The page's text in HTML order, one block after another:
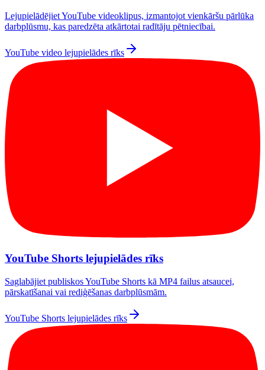
Lejupielādējiet YouTube videoklipus, izmantojot vienkāršu pārlūka
darbplūsmu, kas paredzēta atkārtotai radītāju pētniecībai.
YouTube video lejupielādes rīks
YouTube Shorts lejupielādes rīks
Saglabājiet publiskos YouTube Shorts kā MP4 failus atsaucei,
pārskatīšanai vai rediģēšanas darbplūsmām.
YouTube Shorts lejupielādes rīks